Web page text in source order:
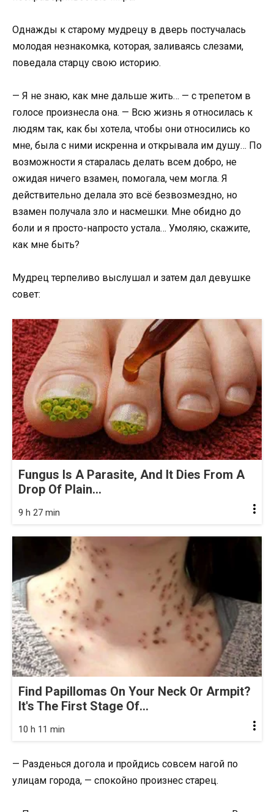
Однажды к старому мудрецу в дверь постучалась
молодая незнакомка, которая, заливаясь слезами,
поведала старцу свою историю.
— Я не знаю, как мне дальше жить… — с трепетом в
голосе произнесла она. — Всю жизнь я относилась к
людям так, как бы хотела, чтобы они относились ко
мне, была с ними искренна и открывала им душу… По
возможности я старалась делать всем добро, не
ожидая ничего взамен, помогала, чем могла. Я
действительно делала это всё безвозмездно, но
взамен получала зло и насмешки. Мне обидно до
боли и я просто-напросто устала… Умоляю, скажите,
как мне быть?
Мудрец терпеливо выслушал и затем дал девушке
совет:
Fungus Is A Parasite, And It Dies From A
Drop Of Plain...
9 h 27 min
Find Papillomas On Your Neck Or Armpit?
It's The First Stage Of...
10 h 11 min
— Разденься догола и пройдись совсем нагой по
улицам города, — спокойно произнес старец.